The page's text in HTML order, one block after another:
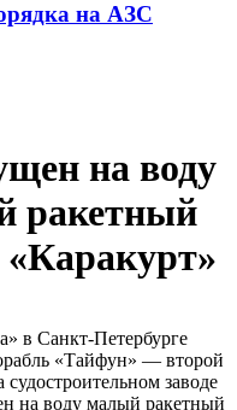
на АЗС
на воду
ракетный
в Санкт-Петербурге
«Тайфун» — второй
заводе
на воду малый ракетный